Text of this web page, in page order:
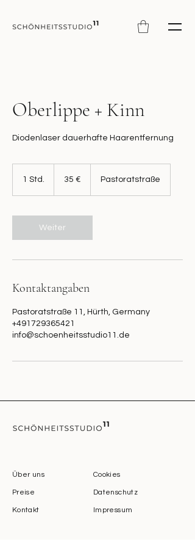
Oberlippe + Kinn
Diodenlaser dauerhafte Haarentfernung
1 Std.
d
35 € Pastoratstraße
Weiter
Kontaktangaben
Pastoratstraße 11, Hürth, Germany
+491729365421
info@schoenheitsstudio11.de
Über uns
Preise
Kontakt
Cookies
Datenschutz
Impressum